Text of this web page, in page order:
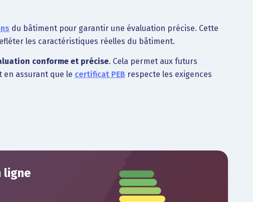
du bâtiment pour garantir une évaluation précise. Cette
les caractéristiques réelles du bâtiment.
conforme et précise. Cela permet aux futurs
en assurant que le certificat PEB respecte les exigences
ligne